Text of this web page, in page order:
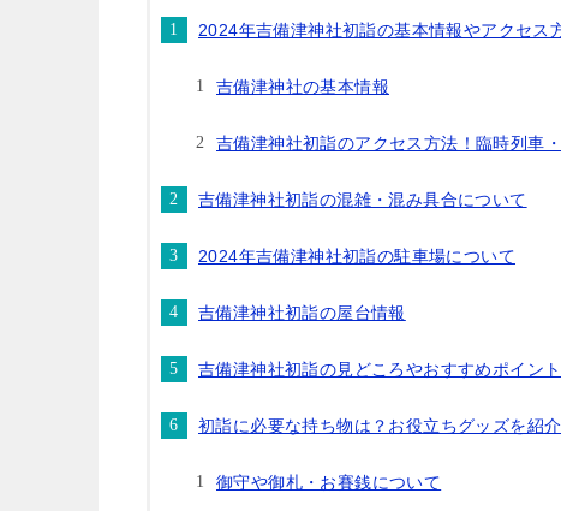
2024年吉備津神社初詣の基本情報やアクセス
吉備津神社の基本情報
吉備津神社初詣のアクセス方法！臨時列車
吉備津神社初詣の混雑・混み具合について
2024年吉備津神社初詣の駐車場について
吉備津神社初詣の屋台情報
吉備津神社初詣の見どころやおすすめポイント
初詣に必要な持ち物は？お役立ちグッズを紹介
御守や御札・お賽銭について